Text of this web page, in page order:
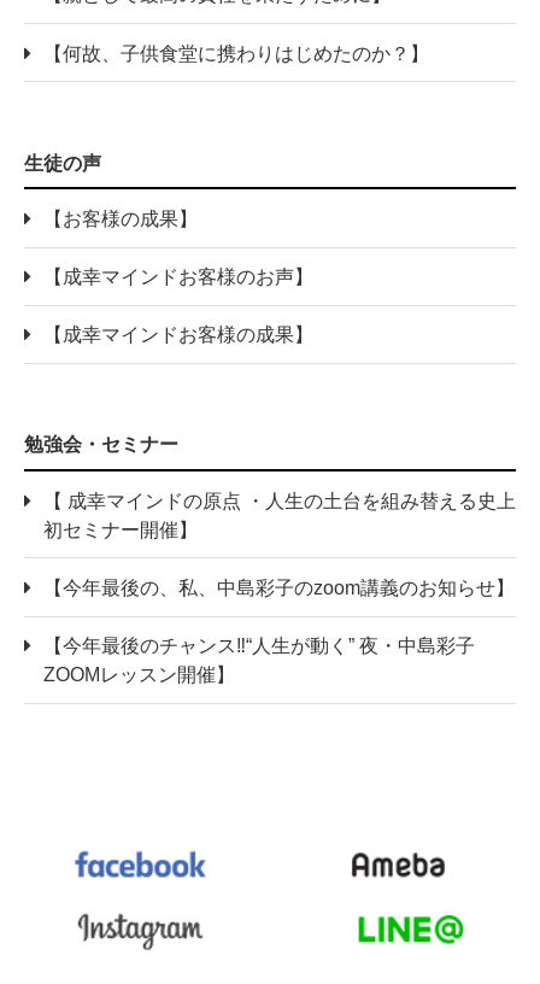
【何故、子供食堂に携わりはじめたのか？】
生徒の声
【お客様の成果】
【成幸マインドお客様のお声】
【成幸マインドお客様の成果】
勉強会・セミナー
【 成幸マインドの原点 ・人生の土台を組み替える史上
初セミナー開催】
【今年最後の、私、中島彩子のzoom講義のお知らせ】
【今年最後のチャンス‼“人生が動く” 夜・中島彩子
ZOOMレッスン開催】